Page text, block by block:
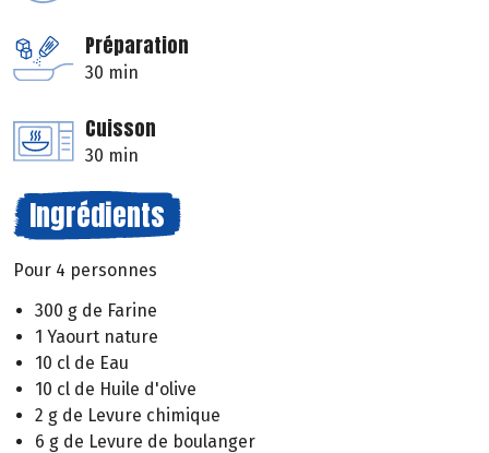
Préparation
30 min
Cuisson
30 min
Ingrédients
Pour 4 personnes
300 g de Farine
1 Yaourt nature
10 cl de Eau
10 cl de Huile d'olive
2 g de Levure chimique
6 g de Levure de boulanger